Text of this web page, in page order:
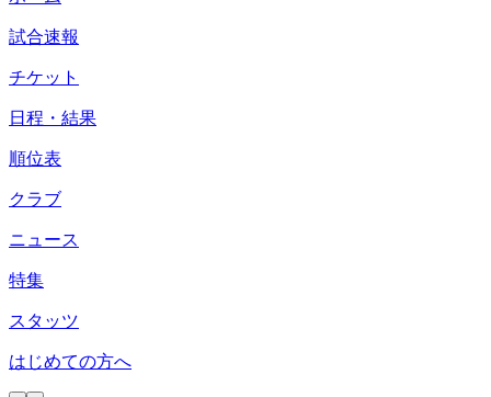
試合速報
チケット
日程・結果
順位表
クラブ
ニュース
特集
スタッツ
はじめての方へ